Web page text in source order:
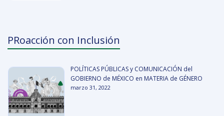
PRoacción con Inclusión
POLÍTICAS PÚBLICAS y COMUNICACIÓN del
GOBIERNO de MÉXICO en MATERIA de GÉNERO
marzo 31, 2022